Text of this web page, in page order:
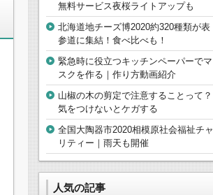
無料サービス夜桜ライトアップも
北海道地チーズ博2020約320種類が表
参道に集結！食べ比べも！
緊急時に役立つキッチンペーパーでマ
スクを作る｜作り方動画紹介
山椒の木の剪定で注意することって？
気をつけないとケガする
全国大陶器市2020相模原社会福祉チャ
リティー｜雨天も開催
人気の記事